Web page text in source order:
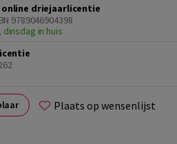
online driejaarlicentie
9789046904398
in huis
Plaats op wensenlijst